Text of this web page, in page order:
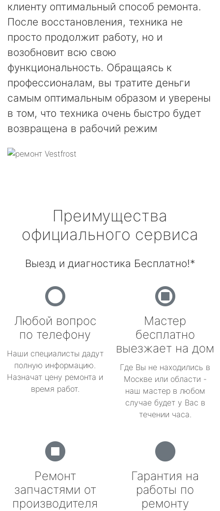
клиенту оптимальный способ ремонта.
После восстановления, техника не
просто продолжит работу, но и
возобновит всю свою
функциональность. Обращаясь к
профессионалам, вы тратите деньги
самым оптимальным образом и уверены
в том, что техника очень быстро будет
возвращена в рабочий режим
Преимущества
официального сервиса
Выезд и диагностика Бесплатно!*
Любой вопрос
по телефону
Наши специалисты дадут
полную информацию.
Назначат цену ремонта и
время работ.
Мастер
бесплатно
выезжает на дом
Где Вы не находились в
Москве или области -
наш мастер в любом
случае будет у Вас в
течении часа.
Ремонт
запчастями от
производителя
Гарантия на
работы по
ремонту